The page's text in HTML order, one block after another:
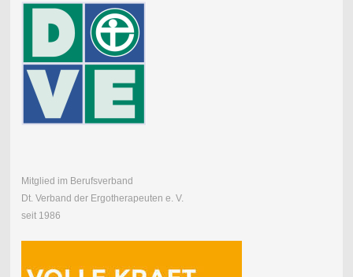
Mitglied im Berufsverband
Dt. Verband der Ergotherapeuten e. V.
seit 1986